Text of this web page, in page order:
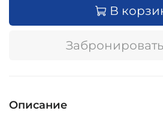
В
Забронировать
Описание